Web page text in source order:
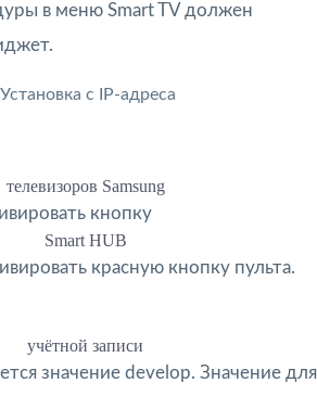
в меню Smart TV должен
Установка с IP-адреса
телевизоров Samsung
кнопку
Smart HUB
красную кнопку пульта.
учётной записи
значение develop. Значение для